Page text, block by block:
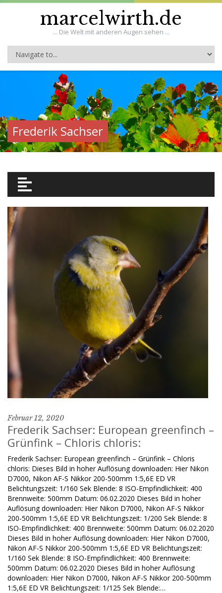
marcelwirth.de
... Die Welt mit anderen Augen sehen ...
Frederik Sachser
Februar 12, 2020
Frederik Sachser: European greenfinch –
Grünfink – Chloris chloris:
Frederik Sachser: European greenfinch – Grünfink – Chloris
chloris: Dieses Bild in hoher Auflösung downloaden: Hier Nikon
D7000, Nikon AF-S Nikkor 200-500mm 1:5,6E ED VR
Belichtungszeit: 1/160 Sek Blende: 8 ISO-Empfindlichkeit: 400
Brennweite: 500mm Datum: 06.02.2020 Dieses Bild in hoher
Auflösung downloaden: Hier Nikon D7000, Nikon AF-S Nikkor
200-500mm 1:5,6E ED VR Belichtungszeit: 1/200 Sek Blende: 8
ISO-Empfindlichkeit: 400 Brennweite: 500mm Datum: 06.02.2020
Dieses Bild in hoher Auflösung downloaden: Hier Nikon D7000,
Nikon AF-S Nikkor 200-500mm 1:5,6E ED VR Belichtungszeit:
1/160 Sek Blende: 8 ISO-Empfindlichkeit: 400 Brennweite:
500mm Datum: 06.02.2020 Dieses Bild in hoher Auflösung
downloaden: Hier Nikon D7000, Nikon AF-S Nikkor 200-500mm
1:5,6E ED VR Belichtungszeit: 1/125 Sek Blende:…